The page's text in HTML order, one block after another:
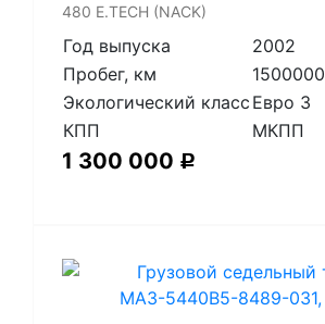
480 E.TECH (NACK)
Год выпуска
2002
Пробег, км
1500000
Экологический класс Евро 3
КПП
МКПП
1 300 000 Р